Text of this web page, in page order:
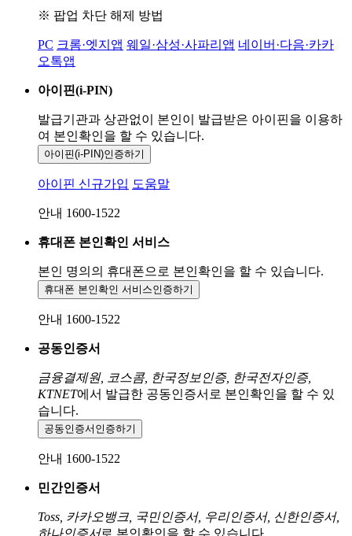
※ 팝업 차단 해제 방법
PC 크롬·엣지앱 웨일·삼성·사파리앱 네이버·다음·카카
오톡앱
아이핀(i-PIN)
발급기관과 상관없이 본인이 발급받은 아이핀을 이용하
여 본인확인을 할 수 있습니다.
아이핀(i-PIN)인증하기
아이핀 신규가입 도움말
안내 1600-1522
휴대폰 본인확인 서비스
본인 명의의 휴대폰으로 본인확인을 할 수 있습니다.
휴대폰 본인확인 서비스인증하기
안내 1600-1522
공동인증서
금융결제원, 코스콤, 한국정보인증, 한국전자인증,
KTNET에서 발급한 공동인증서로 본인확인을 할 수 있
습니다.
공동인증서 인증하기
안내 1600-1522
민간인증서
Toss, 카카오뱅크, 국민인증서, 우리인증서, 신한인증서,